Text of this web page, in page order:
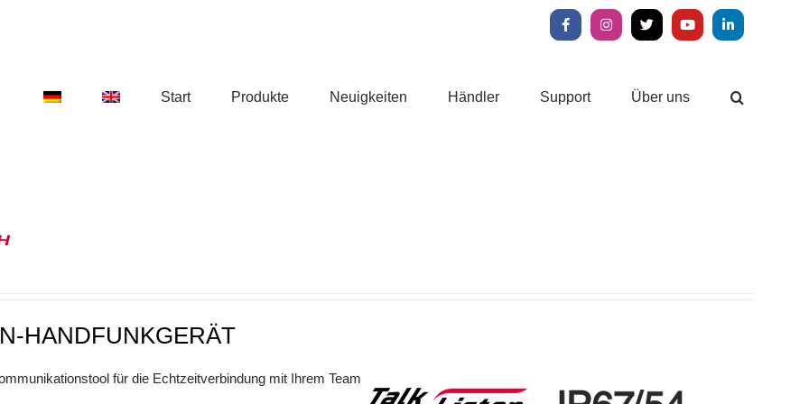
FacebookInstagram
X YouTubeLinkedIn
Start Produkte Neuigkeiten Händler Support Über uns
HANDFUNKGERÄT
für die Echtzeitverbindung mit Ihrem Team